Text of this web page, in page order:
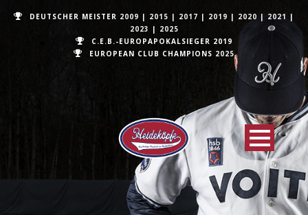
DEUTSCHER MEISTER 2009 | 2015 | 2017 | 2019 | 2020 | 2021 |
2023 | 2025
C.E.B.-EUROPAPOKALSIEGER 2019
EUROPEAN CLUB CHAMPIONS 2025